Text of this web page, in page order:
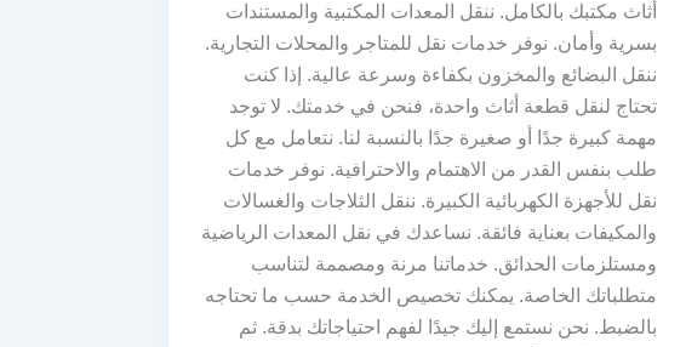
أثاث مكتبك بالكامل. ننقل المعدات المكتبية والمستندات
بسرية وأمان. نوفر خدمات نقل للمتاجر والمحلات التجارية.
ننقل البضائع والمخزون بكفاءة وسرعة عالية. إذا كنت
تحتاج لنقل قطعة أثاث واحدة، فنحن في خدمتك. لا توجد
مهمة كبيرة جدًا أو صغيرة جدًا بالنسبة لنا. نتعامل مع كل
طلب بنفس القدر من الاهتمام والاحترافية. نوفر خدمات
نقل للأجهزة الكهربائية الكبيرة. ننقل الثلاجات والغسالات
والمكيفات بعناية فائقة. نساعدك في نقل المعدات الرياضية
ومستلزمات الحدائق. خدماتنا مرنة ومصممة لتناسب
متطلباتك الخاصة. يمكنك تخصيص الخدمة حسب ما تحتاجه
بالضبط. نحن نستمع إليك جيدًا لفهم احتياجاتك بدقة. ثم